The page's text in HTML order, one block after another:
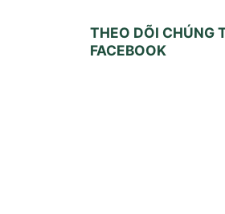
THEO DÕI CHÚNG
FACEBOOK